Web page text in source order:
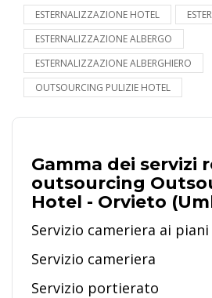
ESTERNALIZZAZIONE HOTEL
ESTERNALIZZAZIONE ALBERGO
ESTERNALIZZAZIONE ALBERGHIERO
OUTSOURCING PULIZIE HOTEL
Gamma dei servizi
outsourcing
Hotel - Orvieto
Servizio cameriera ai piani
Servizio cameriera
Servizio portierato